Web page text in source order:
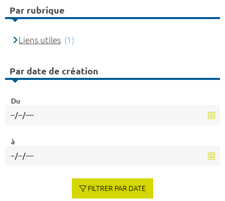
Par rubrique
Liens utiles (1)
Par date de création
Du
à
FILTRER PAR DATE